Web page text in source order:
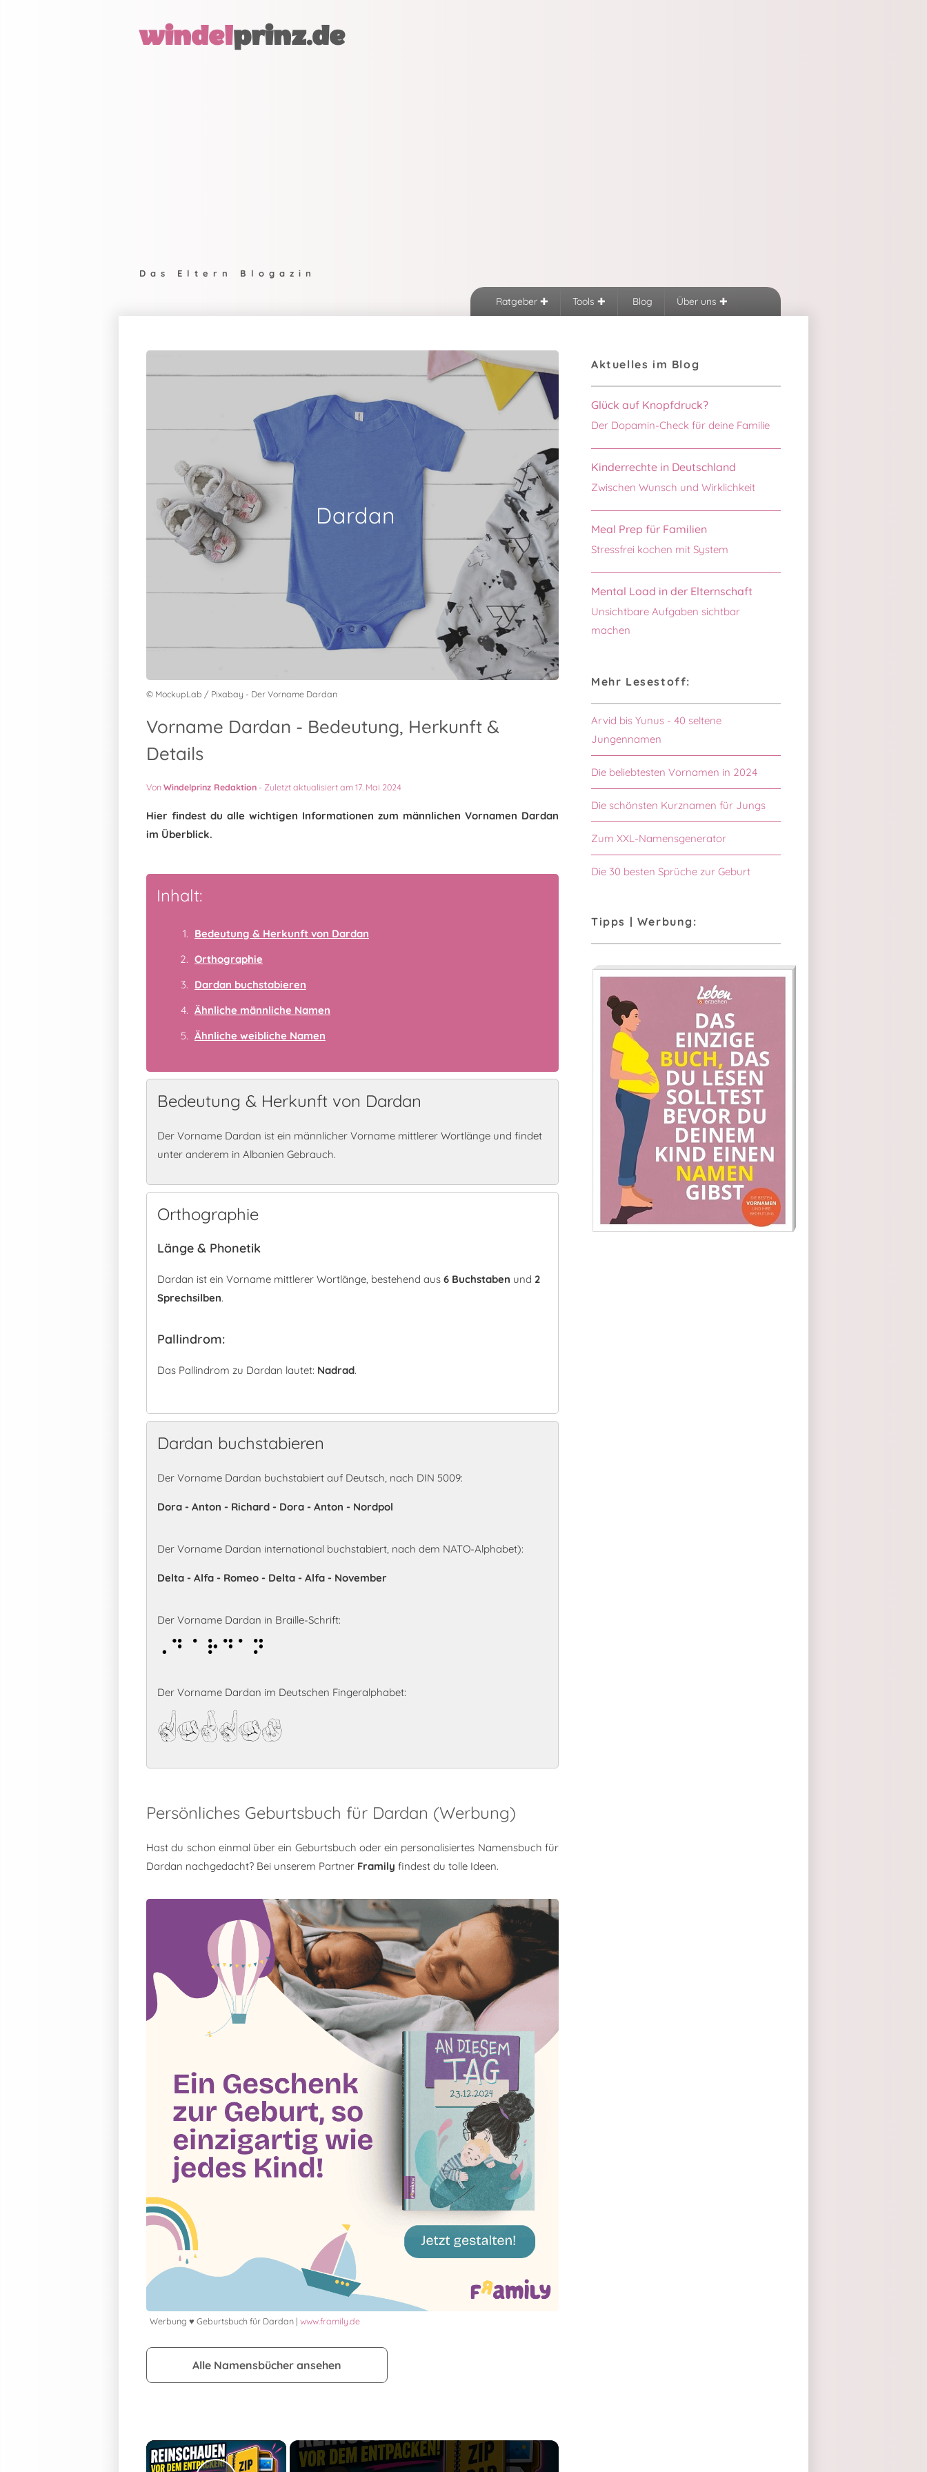
windelprinz.de
Das Eltern Blogazin
Ratgeber Tools Blog Über uns
Dardan
© MockupLab / Pixabay - Der Vorname Dardan
Vorname Dardan - Bedeutung, Herkunft &
Details
VonWindelprinz Redaktion - Zuletzt aktualisiert am 17. Mai 2024
Hier findest du alle wichtigen Informationen zum männlichen Vornamen Dardan
im Überblick.
Inhalt:
Bedeutung & Herkunft von Dardan
Orthographie
Dardan buchstabieren
Ähnliche männliche Namen
Ähnliche weibliche Namen
Bedeutung & Herkunft von Dardan
Der Vorname Dardan ist ein männlicher Vorname mittlerer Wortlänge und findet
unter anderem in Albanien Gebrauch.
Orthographie
Länge & Phonetik
Dardan ist ein Vorname mittlerer Wortlänge, bestehend aus 6 Buchstaben und 2
Sprechsilben.
Pallindrom:
Das Pallindrom zu Dardan lautet: Nadrad.
Dardan buchstabieren
Der Vorname Dardan buchstabiert auf Deutsch, nach DIN 5009:
Dora - Anton - Richard - Dora - Anton - Nordpol
Der Vorname Dardan international buchstabiert, nach dem NATO-Alphabet):
Delta - Alfa - Romeo - Delta - Alfa - November
Der Vorname Dardan in Braille-Schrift:
Dardan
Der Vorname Dardan im Deutschen Fingeralphabet:
Dardan
Persönliches Geburtsbuch für Dardan (Werbung)
Hast du schon einmal über ein Geburtsbuch oder ein personalisiertes Namensbuch für
Dardan nachgedacht? Bei unserem Partner Framily findest du tolle Ideen.
Werbung ♥ Geburtsbuch für Dardan | www.framily.de
Alle Namensbücher ansehen
×
Aktuelles im Blog
Glück auf Knopfdruck?
Der Dopamin-Check für deine Familie
Kinderrechte in Deutschland
Zwischen Wunsch und Wirklichkeit
Meal Prep für Familien
Stressfrei kochen mit System
Mental Load in der Elternschaft
Unsichtbare Aufgaben sichtbar
machen
Mehr Lesestoff:
Arvid bis Yunus - 40 seltene
Jungennamen
Die beliebtesten Vornamen in 2024
Die schönsten Kurznamen für Jungs
Zum XXL-Namensgenerator
Die 30 besten Sprüche zur Geburt
Tipps | Werbung: